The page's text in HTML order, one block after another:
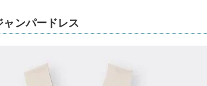
ャンパードレス